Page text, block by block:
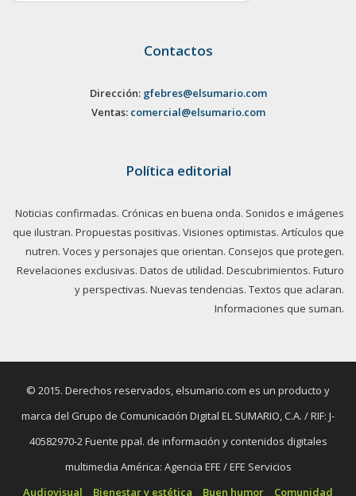
Contactos
Dirección: gfebres@elsumario.com
Ventas: comercial@elsumario.com
Política editorial
Noticias confirmadas. Crónicas en buena onda. Sonidos e imágenes
que ilustran. Propuestas positivas. Visiones optimistas. Artículos que
nutren. Voces y personajes que orientan. Consejos que protegen.
Revelaciones exclusivas. Datos de utilidad. Descubrimientos. Futuro
y perspectivas. Nuevas tendencias. Textos que aclaran.
Informaciones que suman.
© 2015. Derechos reservados, elsumario.com es un producto y
marca del Grupo de Comunicación Digital EL SUMARIO, C.A. / RIF: J-
40582970-2 Fuente ppal. de información y contenidos digitales
multimedia América: Agencia EFE / EFE Servicios
Audiovisual
Bienestar y estética Buen humor Comunidad